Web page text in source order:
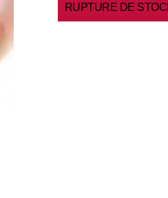
RUPTURE DE